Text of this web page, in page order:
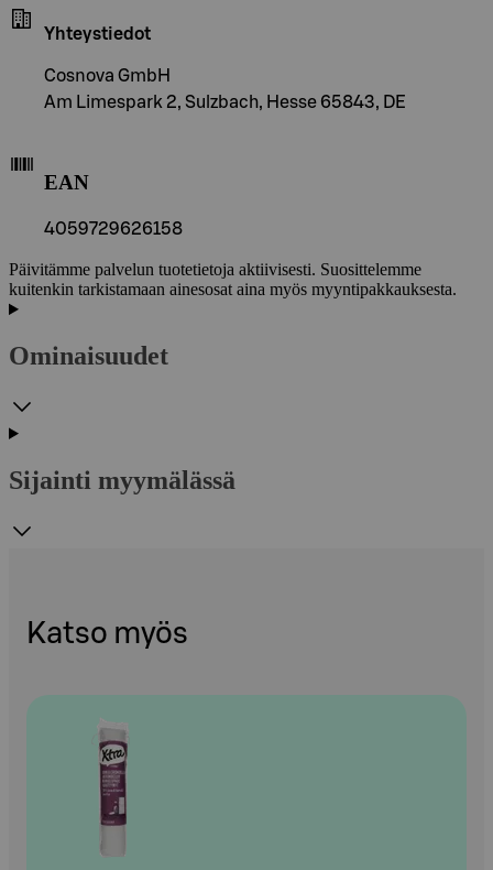
Yhteystiedot
Cosnova GmbH
Am Limespark 2, Sulzbach, Hesse 65843, DE
EAN
4059729626158
Päivitämme palvelun tuotetietoja aktiivisesti. Suosittelemme
kuitenkin tarkistamaan ainesosat aina myös myyntipakkauksesta.
Ominaisuudet
Sijainti myymälässä
Katso myös